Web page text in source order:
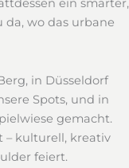
ein smarter,
da, wo das urbane
in Düsseldorf
Spots, und in
gemacht.
– kulturell, kreativ
feiert.